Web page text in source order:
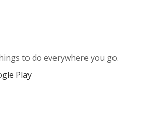
to do everywhere you go.